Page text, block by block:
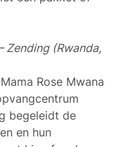
Zending (Rwanda,
Rose Mwana
begeleidt de
en hun